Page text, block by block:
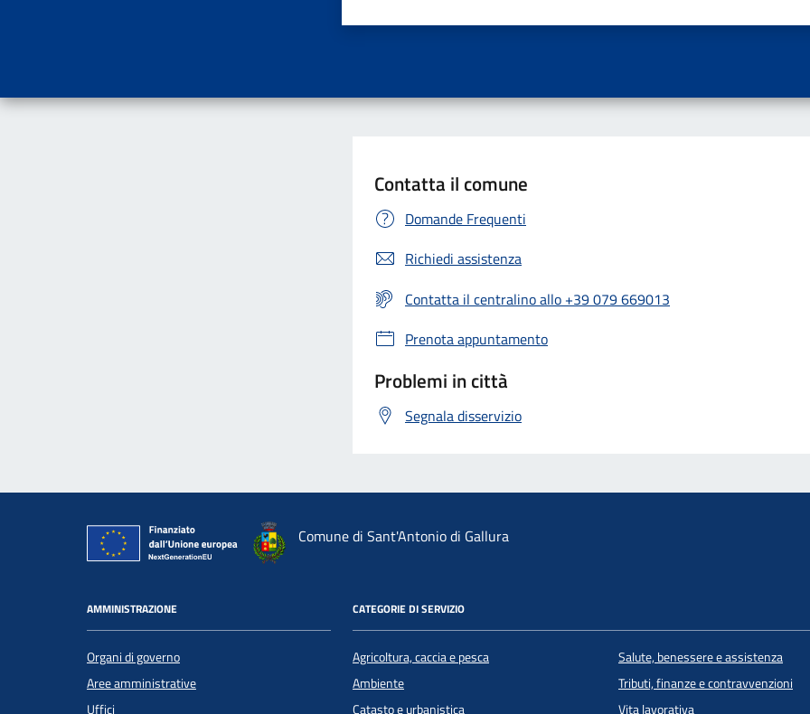
Contatta il comune
Domande Frequenti
Richiedi assistenza
Contatta il centralino allo +39 079 669013
Prenota appuntamento
Problemi in città
Segnala disservizio
Comune di Sant'Antonio di Gallura
AMMINISTRAZIONE
Organi di governo
Aree amministrative
Uffici
CATEGORIE DI SERVIZIO
Agricoltura, caccia e pesca
Ambiente
Catasto e urbanistica
Salute, benessere e assistenza
Tributi, finanze e contravvenzioni
Vita lavorativa